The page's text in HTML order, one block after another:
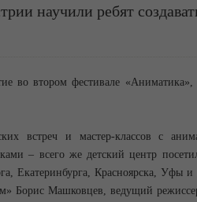
научили ребят
во втором фестивале «Аниматика»,
встреч и мастер-классов с
– всего же детский центр
Екатеринбурга, Красноярска, Уфы
Борис Машковцев, ведущий